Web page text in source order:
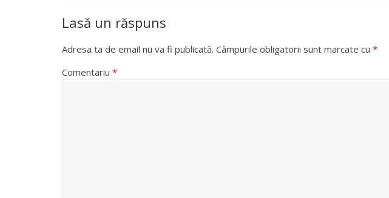
Lasă un răspuns
Adresa ta de email nu va fi publicată. Câmpurile obligatorii sunt marcate cu *
Comentariu *